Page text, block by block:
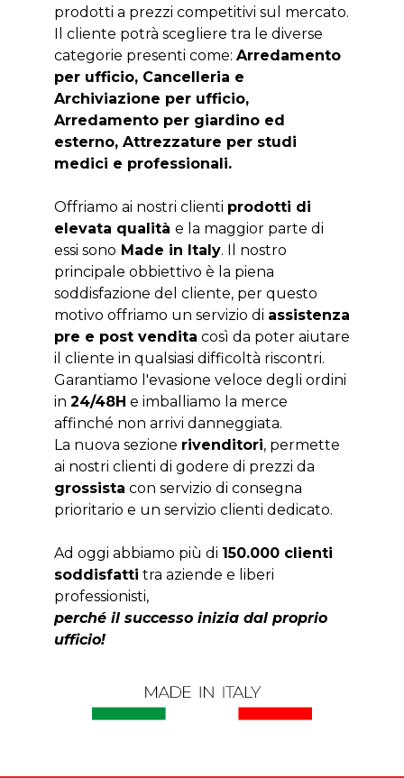
prodotti a prezzi competitivi sul mercato.
Il cliente potrà scegliere tra le diverse
categorie presenti come: Arredamento
per ufficio, Cancelleria e
Archiviazione per ufficio,
Arredamento per giardino ed
esterno, Attrezzature per studi
medici e professionali.
Offriamo ai nostri clienti prodotti di
elevata qualità e la maggior parte di
essi sono Made in Italy. Il nostro
principale obbiettivo è la piena
soddisfazione del cliente, per questo
motivo offriamo un servizio di assistenza
pre e post vendita così da poter aiutare
il cliente in qualsiasi difficoltà riscontri.
Garantiamo l'evasione veloce degli ordini
in 24/48H e imballiamo la merce
affinché non arrivi danneggiata.
La nuova sezione rivenditori, permette
ai nostri clienti di godere di prezzi da
grossista con servizio di consegna
prioritario e un servizio clienti dedicato.
Ad oggi abbiamo più di 150.000 clienti
soddisfatti tra aziende e liberi
professionisti,
perché il successo inizia dal proprio
ufficio!